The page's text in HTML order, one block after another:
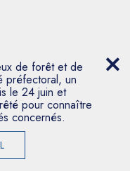
de forêt et de
préfectoral, un
le 24 juin et
pour connaître
concernés.